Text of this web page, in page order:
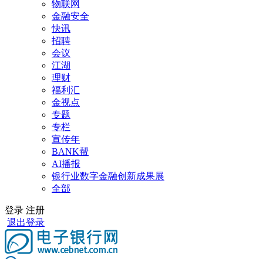
物联网
金融安全
快讯
招聘
会议
江湖
理财
福利汇
金视点
专题
专栏
宣传年
BANK帮
AI播报
银行业数字金融创新成果展
全部
登录 注册
退出登录